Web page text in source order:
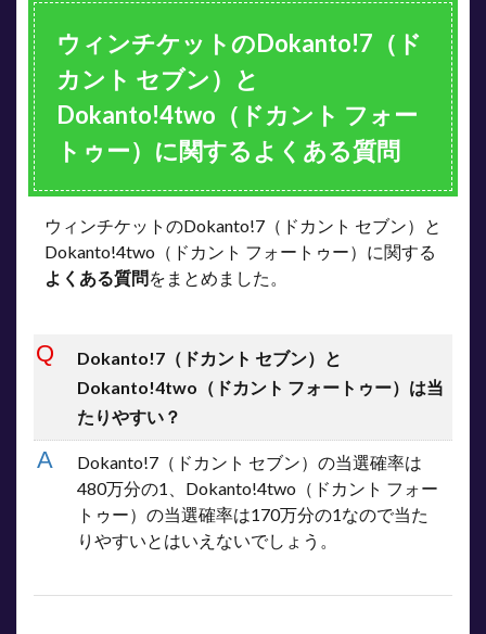
ウィンチケットのDokanto!7（ド
カント セブン）と
Dokanto!4two（ドカント フォー
トゥー）に関するよくある質問
ウィンチケットのDokanto!7（ドカント セブン）と
Dokanto!4two（ドカント フォートゥー）に関する
よくある質問 をまとめました。
Dokanto!7（ドカント セブン）と
Dokanto!4two（ドカント フォートゥー）は当
たりやすい？
Dokanto!7（ドカント セブン）の当選確率は
480万分の1、Dokanto!4two（ドカント フォー
トゥー）の当選確率は170万分の1なので当た
りやすいとはいえないでしょう。